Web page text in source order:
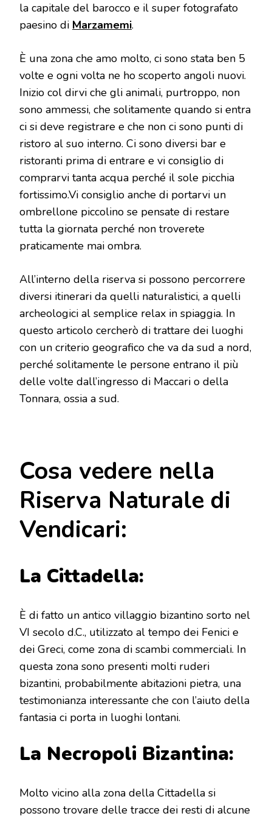
la capitale del barocco e il super fotografato
paesino di Marzamemi.
È una zona che amo molto, ci sono stata ben 5
volte e ogni volta ne ho scoperto angoli nuovi.
Inizio col dirvi che gli animali, purtroppo, non
sono ammessi, che solitamente quando si entra
ci si deve registrare e che non ci sono punti di
ristoro al suo interno. Ci sono diversi bar e
ristoranti prima di entrare e vi consiglio di
comprarvi tanta acqua perché il sole picchia
fortissimo.Vi consiglio anche di portarvi un
ombrellone piccolino se pensate di restare
tutta la giornata perché non troverete
praticamente mai ombra.
All’interno della riserva si possono percorrere
diversi itinerari da quelli naturalistici, a quelli
archeologici al semplice relax in spiaggia. In
questo articolo cercherò di trattare dei luoghi
con un criterio geografico che va da sud a nord,
perché solitamente le persone entrano il più
delle volte dall’ingresso di Maccari o della
Tonnara, ossia a sud.
Cosa vedere nella
Riserva Naturale di
Vendicari:
La Cittadella:
È di fatto un antico villaggio bizantino sorto nel
VI secolo d.C., utilizzato al tempo dei Fenici e
dei Greci, come zona di scambi commerciali. In
questa zona sono presenti molti ruderi
bizantini, probabilmente abitazioni pietra, una
testimonianza interessante che con l’aiuto della
fantasia ci porta in luoghi lontani.
La Necropoli Bizantina:
Molto vicino alla zona della Cittadella si
possono trovare delle tracce dei resti di alcune